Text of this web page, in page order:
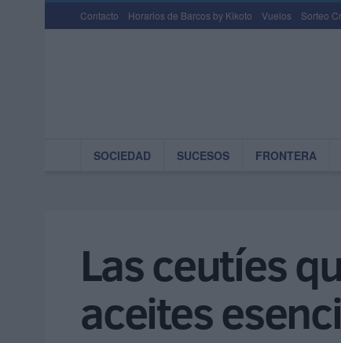
Contacto Horarios de Barcos by Kikoto Vuelos Sorteo
SOCIEDAD SUCESOS FRONTERA
Las ceutíes
aceites